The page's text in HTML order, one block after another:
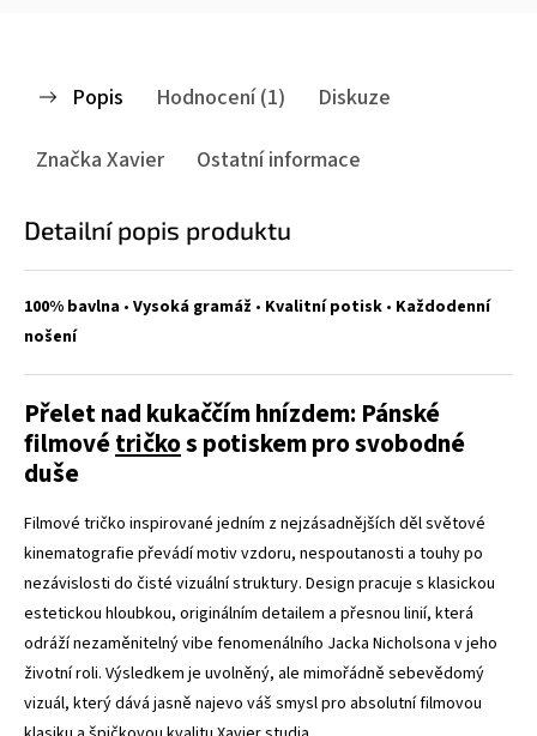
Popis Hodnocení (1)
Diskuze
ZnačkaXavier Ostatní informace
Detailní popis produktu
100% bavlna • Vysoká gramáž • Kvalitní potisk • Každodenní
nošení
Přelet nad kukaččím hnízdem: Pánské
filmovétričkos potiskem pro svobodné
duše
Filmové tričko inspirované jedním z nejzásadnějších děl světové
kinematografie převádí motiv vzdoru, nespoutanosti a touhy po
nezávislosti do čisté vizuální struktury. Design pracuje s klasickou
estetickou hloubkou, originálním detailem a přesnou linií, která
odráží nezaměnitelný vibe fenomenálního Jacka Nicholsona v jeho
životní roli. Výsledkem je uvolněný, ale mimořádně sebevědomý
vizuál, který dává jasně najevo váš smysl pro absolutní filmovou